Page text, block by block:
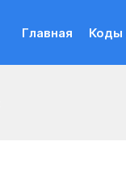
Главная Коды